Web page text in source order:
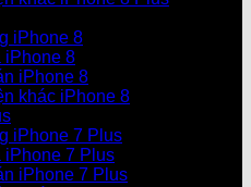
iPhone 8
iPhone 8
iPhone 8
khác iPhone 8
iPhone 7 Plus
iPhone 7 Plus
iPhone 7 Plus